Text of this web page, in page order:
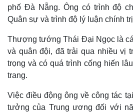
phố Đà Nẵng. Ông có trình độ
Quân sự và trình độ lý luận chính
Thượng tướng Thái Đại Ngọc là
và quân đội, đã trải qua nhiều vị
trọng và có quá trình cống hiến
trang.
Việc điều động ông về công tác
tưởng của Trung ương đối với